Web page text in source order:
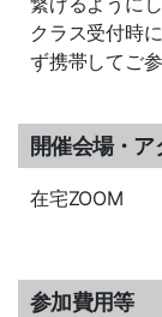
クラス受付時
ず携帯してご
開催会場・ア
在宅ZOOM
参加費用等